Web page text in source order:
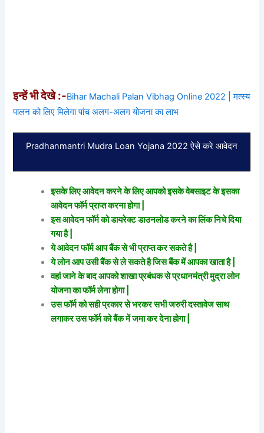
इन्हें भी देखे :-Bihar Machali Palan Vibhag Online 2022 | मत्स्य
पालन को लिए मिलेगा पांच अलग-अलग योजना का लाभ
Pradhanmantri Mudra Loan Yojana 2022 ऐसे करे आवेदन
इसके लिए आवेदन करने के लिए आपको इसके वेबसाइट के इसका
आवेदन फॉर्म प्राप्त करना होगा |
इस आवेदन फॉर्म को डायरेक्ट डाउनलोड करने का लिंक निचे दिया
गया है |
ये आवेदन फॉर्म आप बैंक से भी प्राप्त कर सकते है |
ये लोन आप उसी बैंक से ले सकते है जिस बैंक में आपका खाता है |
वहां जाने के बाद आपको शाखा प्रबंधक से प्रधानमंत्री मुद्रा लोन
योजना का फॉर्म लेना होगा |
उस फॉर्म को सही प्रकार से भरकर सभी जरुरी दस्तावेज साथ
लगाकर उस फॉर्म को बैंक में जमा कर देना होगा |